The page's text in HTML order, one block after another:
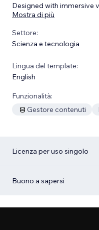
Designed with immersive
Mostra di più
Settore:
Scienza e tecnologia
Lingua del template:
English
Funzionalità:
Gestore contenuti
Licenza per uso singolo
Buono a sapersi